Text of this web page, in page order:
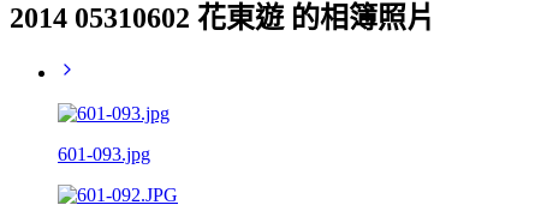
2014 05310602 花東遊 的相簿照片
601-093.jpg